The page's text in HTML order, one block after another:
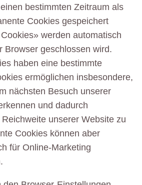
bestimmten Zeitraum als
Cookies gespeichert
werden automatisch
Browser geschlossen wird.
haben eine bestimmte
ermöglichen insbesondere,
nächsten Besuch unserer
und dadurch
unserer Website zu
Cookies können aber
für Online-Marketing